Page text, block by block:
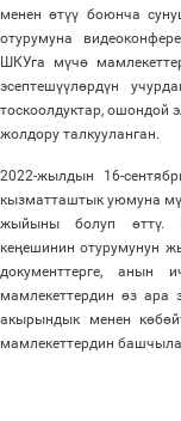
мененөтүү боюнча
отурумуна
ШКУга мүчө
эсептешүүлөрдүн
тоскоолдуктар, ошондой
жолдору талкууланган.
2022-жылдын 16-
кызматташтык уюмуна мү
жыйыны болуп өттү.
кеңешинин отурумунун
документтерге, анын
мамлекеттердин өз ара
акырындык менен көбө
мамлекеттердин